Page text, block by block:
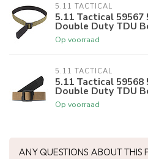
5.11 TACTICAL
5.11 Tactical 59567
Double Duty TDU
Op voorraad
5.11 TACTICAL
5.11 Tactical 59568
Double Duty TDU
Op voorraad
ANY QUESTIONS ABOUT THIS